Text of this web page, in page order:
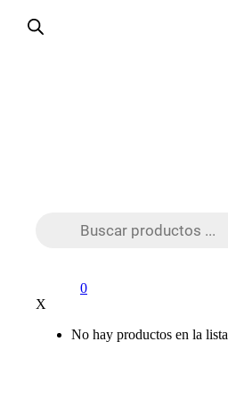
0
X
No hay productos en la lista